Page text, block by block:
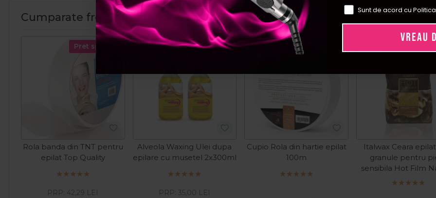
Cumparate frecvent impreuna:
Pret special
Rola banda din TNT pentru
epilat Top Quality
PRP: 42,29 LEI
Pret special
Alveola Waxing Ulei dupa
epilare cu musetel 2x300ml
PRP:35,00 LEI
Cupio Rola din hartie epilat
100m
Italwax Ceara
granule pentru
sensibila Hot Film
1kg
Sunt de acord cu
VREAU